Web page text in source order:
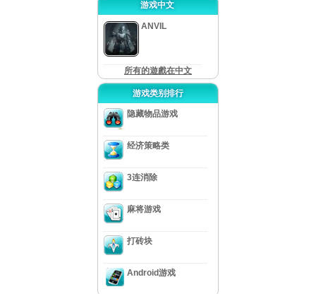
游戏中文
ANVIL
所有的遊戲在中文
游戏类别排行
隐藏物品游戏
经济策略类
3连消除
麻将游戏
打砖块
Android游戏